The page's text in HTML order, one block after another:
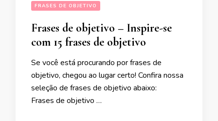
FRASES DE OBJETIVO
Frases de objetivo – Inspire-se
com 15 frases de objetivo
Se você está procurando por frases de
objetivo, chegou ao lugar certo! Confira nossa
seleção de frases de objetivo abaixo:
Frases de objetivo …